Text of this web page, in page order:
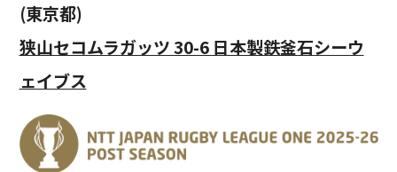
(東京都)
狭山セコムラガッツ 30-6 日本製鉄釜石シーウ
ェイブス